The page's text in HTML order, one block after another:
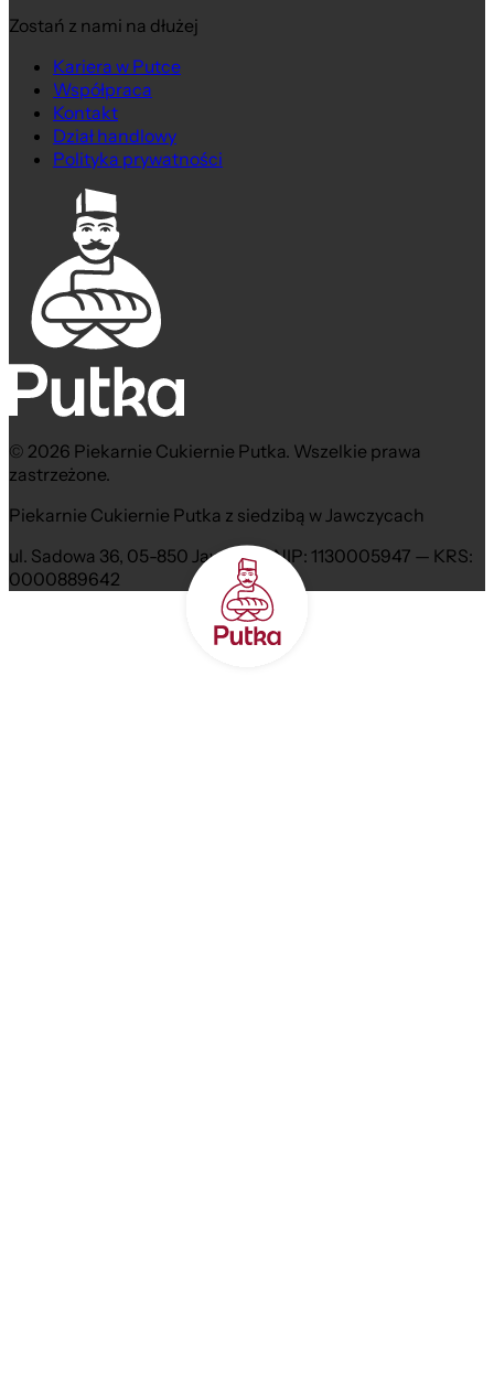
Zostań z nami na dłużej
Kariera w Putce
Współpraca
Kontakt
Dział handlowy
Polityka prywatności
© 2026 Piekarnie Cukiernie Putka. Wszelkie prawa
zastrzeżone.
Piekarnie Cukiernie Putka z siedzibą w Jawczycach
ul. Sadowa 36, 05-850 Jawczyce NIP: 1130005947 — KRS:
0000889642